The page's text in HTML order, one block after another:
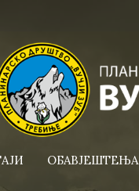
ОБАВЈЕШТЕЊА